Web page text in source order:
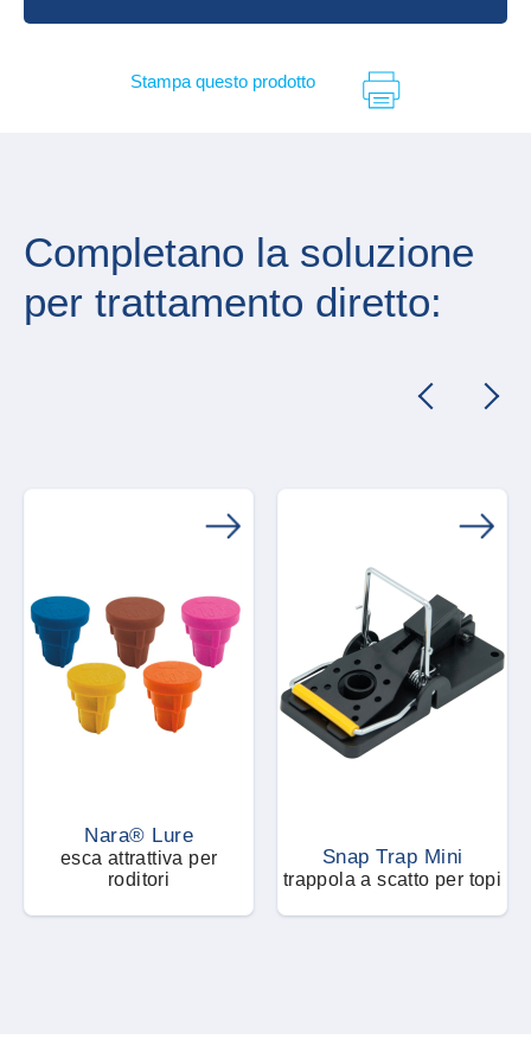
Stampa questo prodotto
Completano la soluzione
per trattamento diretto:
Nara® Lure
esca attrattiva per
roditori
Snap Trap Mini
trappola a scatto per topi